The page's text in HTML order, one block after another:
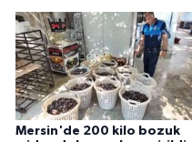
Mersin'de 200 kilo bozuk